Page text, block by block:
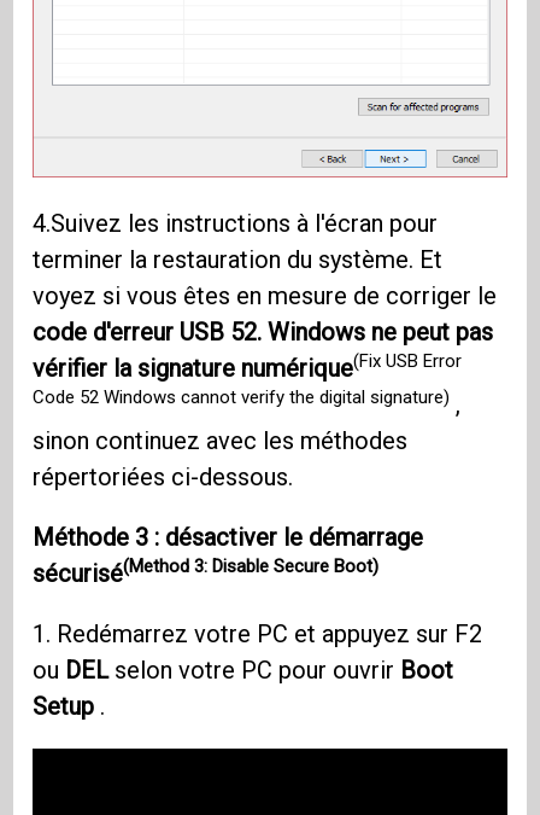
4.Suivez les instructions à l'écran pour
terminer la restauration du système. Et
voyez si vous êtes en mesure de corriger le
code d'erreur USB 52. Windows ne peut pas
vérifier la signature numérique(Fix USB Error
Code 52 Windows cannot verify the digital signature) ,
sinon continuez avec les méthodes
répertoriées ci-dessous.
Méthode 3 : désactiver le démarrage
sécurisé(Method 3: Disable Secure Boot)
1. Redémarrez votre PC et appuyez sur F2
ou DELselon votre PC pour ouvrir Boot
Setup .